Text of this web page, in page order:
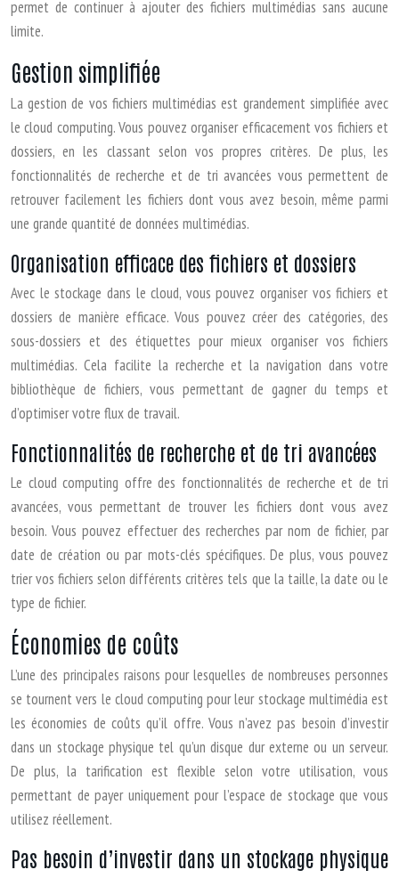
permet de continuer à ajouter des fichiers multimédias sans aucune
limite.
Gestion simplifiée
La gestion de vos fichiers multimédias est grandement simplifiée avec
le cloud computing. Vous pouvez organiser efficacement vos fichiers et
dossiers, en les classant selon vos propres critères. De plus, les
fonctionnalités de recherche et de tri avancées vous permettent de
retrouver facilement les fichiers dont vous avez besoin, même parmi
une grande quantité de données multimédias.
Organisation efficace des fichiers et dossiers
Avec le stockage dans le cloud, vous pouvez organiser vos fichiers et
dossiers de manière efficace. Vous pouvez créer des catégories, des
sous-dossiers et des étiquettes pour mieux organiser vos fichiers
multimédias. Cela facilite la recherche et la navigation dans votre
bibliothèque de fichiers, vous permettant de gagner du temps et
d’optimiser votre flux de travail.
Fonctionnalités de recherche et de tri avancées
Le cloud computing offre des fonctionnalités de recherche et de tri
avancées, vous permettant de trouver les fichiers dont vous avez
besoin. Vous pouvez effectuer des recherches par nom de fichier, par
date de création ou par mots-clés spécifiques. De plus, vous pouvez
trier vos fichiers selon différents critères tels que la taille, la date ou le
type de fichier.
Économies de coûts
L’une des principales raisons pour lesquelles de nombreuses personnes
se tournent vers le cloud computing pour leur stockage multimédia est
les économies de coûts qu’il offre. Vous n’avez pas besoin d’investir
dans un stockage physique tel qu’un disque dur externe ou un serveur.
De plus, la tarification est flexible selon votre utilisation, vous
permettant de payer uniquement pour l’espace de stockage que vous
utilisez réellement.
Pas besoin d’investir dans un stockage physique